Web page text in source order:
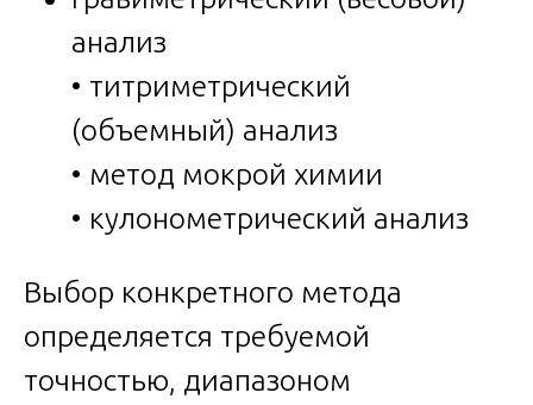
анализ
• титриметрический
(объемный) анализ
• метод мокрой химии
• кулонометрический анализ
Выбор конкретного метода
определяется требуемой
точностью, диапазоном